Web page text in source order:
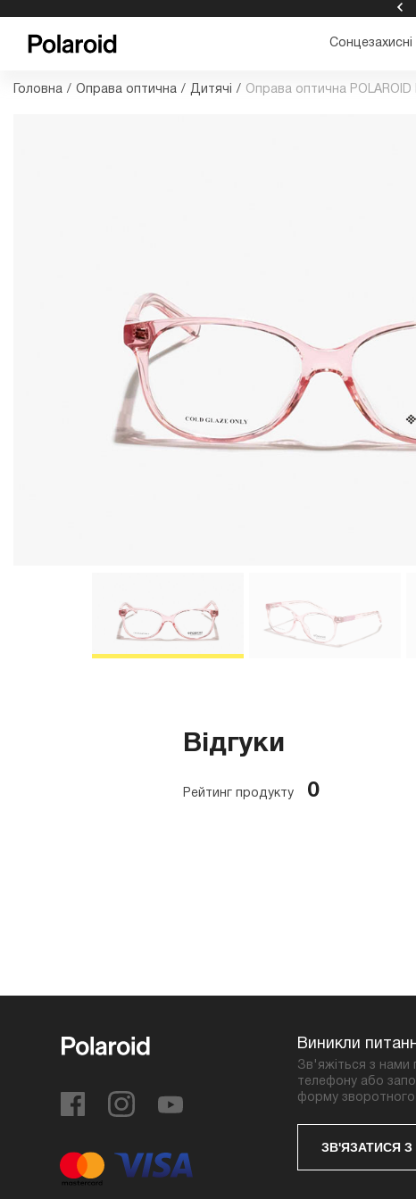
Сонцезахисні
Головна / Оправа оптична / Дитячі / Оправа оптична POLAROID
Відгуки
Рейтинг продукту 0
Виникли
Зв'яжіться з нами
телефону або
форму зворотного
ЗВ'ЯЗАТИСЯ